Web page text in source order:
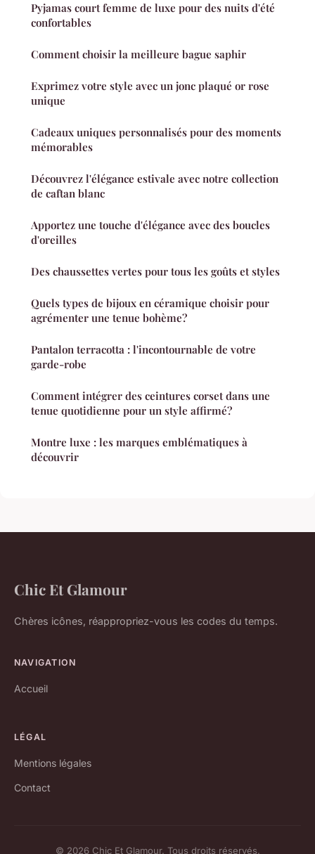
Pyjamas court femme de luxe pour des nuits d'été
confortables
Comment choisir la meilleure bague saphir
Exprimez votre style avec un jonc plaqué or rose
unique
Cadeaux uniques personnalisés pour des moments
mémorables
Découvrez l'élégance estivale avec notre collection
de caftan blanc
Apportez une touche d'élégance avec des boucles
d'oreilles
Des chaussettes vertes pour tous les goûts et styles
Quels types de bijoux en céramique choisir pour
agrémenter une tenue bohème?
Pantalon terracotta : l'incontournable de votre
garde-robe
Comment intégrer des ceintures corset dans une
tenue quotidienne pour un style affirmé?
Montre luxe : les marques emblématiques à
découvrir
Chic Et Glamour
Chères icônes, réappropriez-vous les codes du temps.
NAVIGATION
Accueil
LÉGAL
Mentions légales
Contact
© 2026 Chic Et Glamour. Tous droits réservés.